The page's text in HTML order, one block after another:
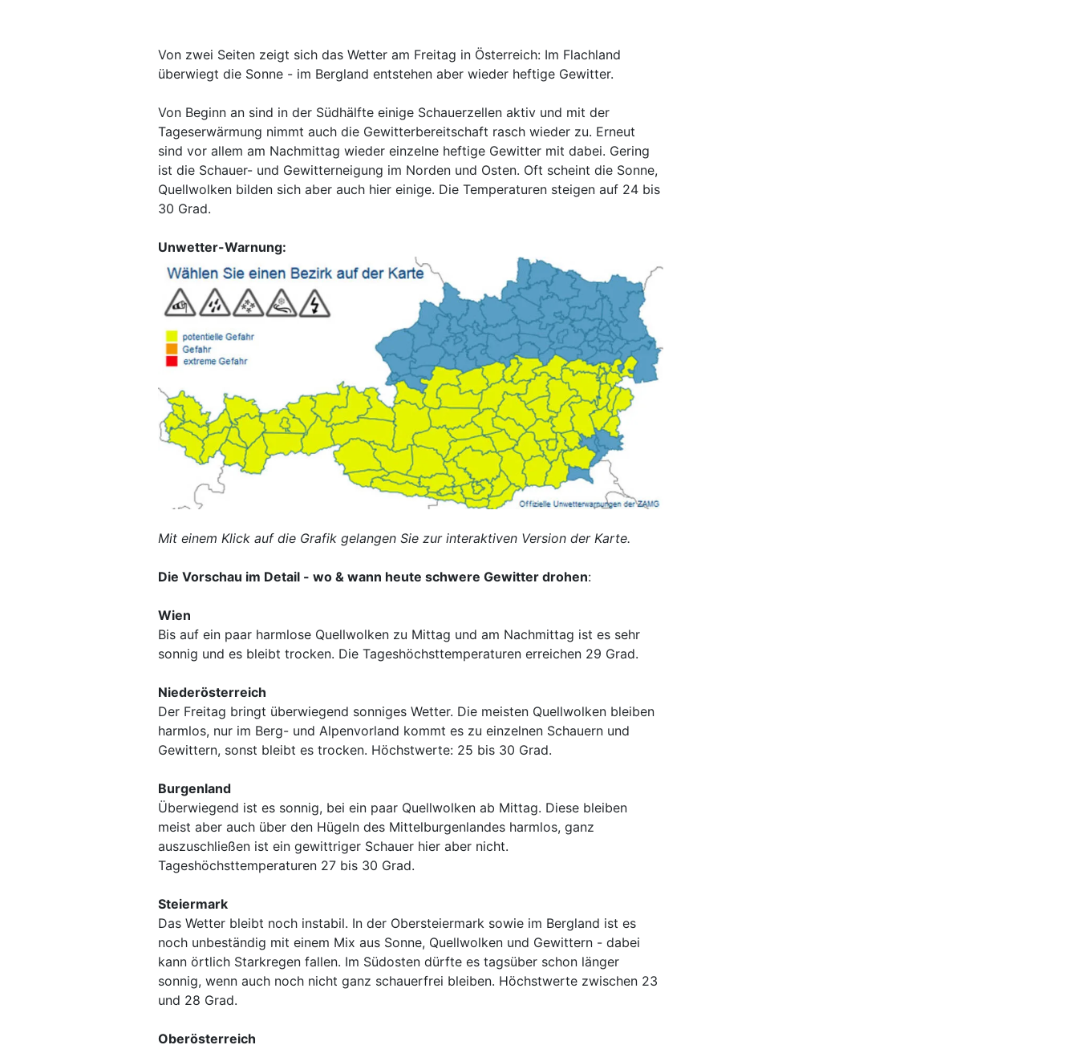
Von zwei Seiten zeigt sich das Wetter am Freitag in Österreich: Im Flachland
überwiegt die Sonne - im Bergland entstehen aber wieder heftige Gewitter.
Von Beginn an sind in der Südhälfte einige Schauerzellen aktiv und mit der
Tageserwärmung nimmt auch die Gewitterbereitschaft rasch wieder zu. Erneut
sind vor allem am Nachmittag wieder einzelne heftige Gewitter mit dabei. Gering
ist die Schauer- und Gewitterneigung im Norden und Osten. Oft scheint die Sonne,
Quellwolken bilden sich aber auch hier einige. Die Temperaturen steigen auf 24 bis
30 Grad.
Unwetter-Warnung:
Mit einem Klick auf die Grafik gelangen Sie zur interaktiven Version der Karte.
Die Vorschau im Detail - wo & wann heute schwere Gewitter drohen:
Wien
Bis auf ein paar harmlose Quellwolken zu Mittag und am Nachmittag ist es sehr
sonnig und es bleibt trocken. Die Tageshöchsttemperaturen erreichen 29 Grad.
Niederösterreich
Der Freitag bringt überwiegend sonniges Wetter. Die meisten Quellwolken bleiben
harmlos, nur im Berg- und Alpenvorland kommt es zu einzelnen Schauern und
Gewittern, sonst bleibt es trocken. Höchstwerte: 25 bis 30 Grad.
Burgenland
Überwiegend ist es sonnig, bei ein paar Quellwolken ab Mittag. Diese bleiben
meist aber auch über den Hügeln des Mittelburgenlandes harmlos, ganz
auszuschließen ist ein gewittriger Schauer hier aber nicht.
Tageshöchsttemperaturen 27 bis 30 Grad.
Steiermark
Das Wetter bleibt noch instabil. In der Obersteiermark sowie im Bergland ist es
noch unbeständig mit einem Mix aus Sonne, Quellwolken und Gewittern - dabei
kann örtlich Starkregen fallen. Im Südosten dürfte es tagsüber schon länger
sonnig, wenn auch noch nicht ganz schauerfrei bleiben. Höchstwerte zwischen 23
und 28 Grad.
Oberösterreich